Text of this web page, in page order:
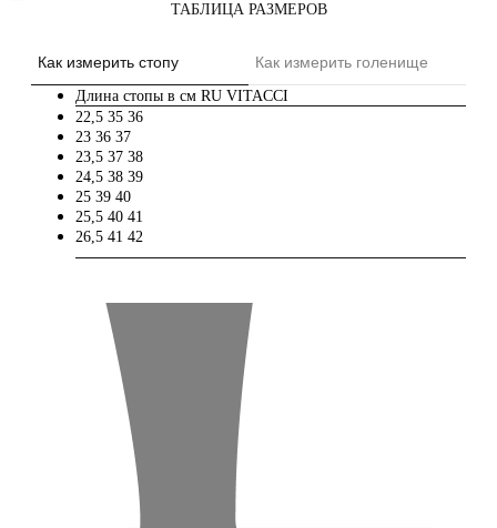
ТАБЛИЦА РАЗМЕРОВ
Как измерить стопу Как измерить голенище
Длина стопы в см RU VITACCI
22,5 35 36
23 36 37
23,5 37 38
24,5 38 39
25 39 40
25,5 40 41
26,5 41 42